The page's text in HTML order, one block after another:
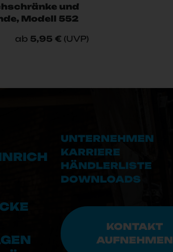
und
Modell 552
ab 5,95 € (UVP)
UNTERNEHMEN
KARRIERE
HÄNDLERLISTE
DOWNLOADS
KONTAKT
AUFNEHMEN